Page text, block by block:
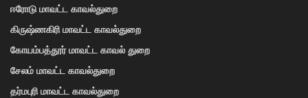
ஈரோடு மாவட்ட காவல்துறை
கிருஷ்ணகிரி மாவட்ட காவல்துறை
கோயம்பத்தூர் மாவட்ட காவல் துறை
சேலம் மாவட்ட காவல்துறை
தர்மபுரி மாவட்ட காவல்துறை